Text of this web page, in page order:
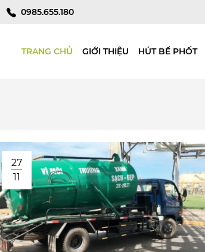
0985.655.180
TRANG CHỦ GIỚI THIỆU HÚT BỂ PHỐT
27
11